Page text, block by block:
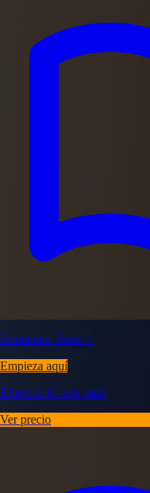
Dandadan Tomo 1
Empieza aquí
Empieza la serie aquí
Ver precio